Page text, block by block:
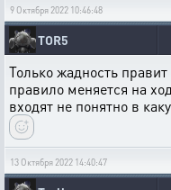
9 Октября 2022 10:46:48
TOR5
Только жадность
правило меняется на
входят не понятно в
13 Октября 2022 14:40:47